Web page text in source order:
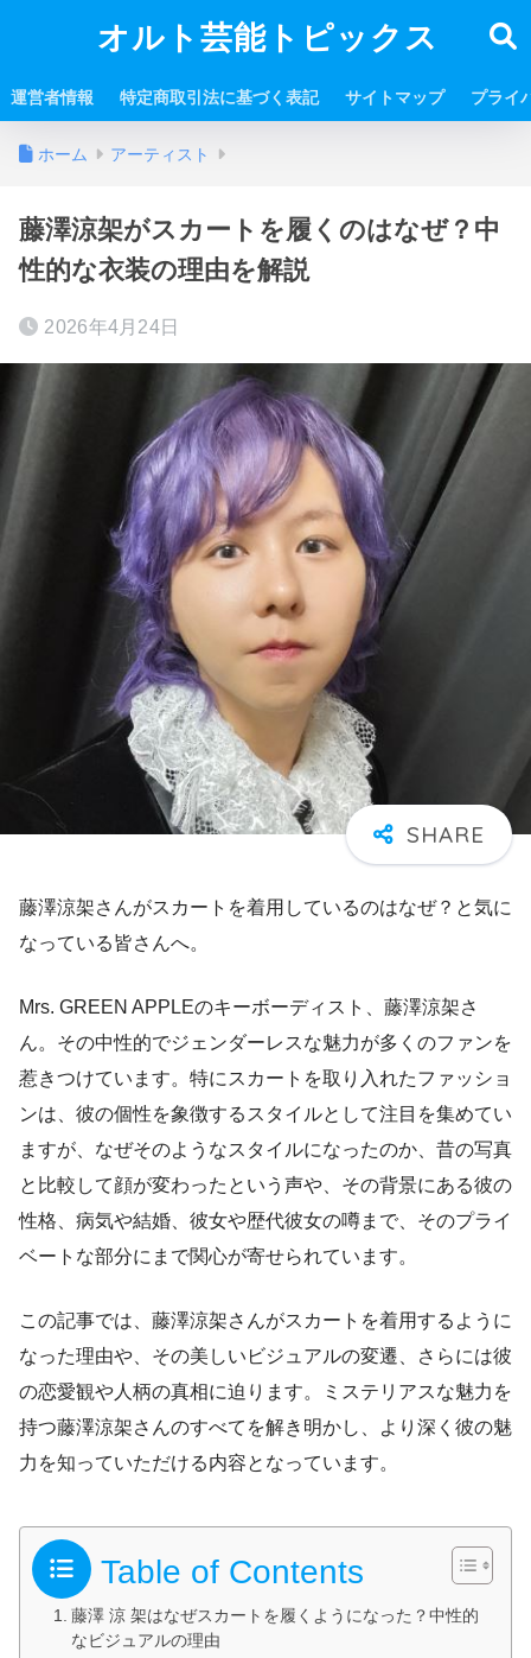
オルト芸能トピックス
運営者情報 特定商取引法に基づく表記 サイトマップ プライ
ホーム アーティスト
藤澤涼架がスカートを履くのはなぜ？中
性的な衣装の理由を解説
2026年4月24日
藤澤涼架さんがスカートを着用しているのはなぜ？と気に
なっている皆さんへ。
Mrs. GREEN APPLEのキーボーディスト、藤澤涼架さ
ん。その中性的でジェンダーレスな魅力が多くのファンを
惹きつけています。特にスカートを取り入れたファッショ
ンは、彼の個性を象徴するスタイルとして注目を集めてい
ますが、なぜそのようなスタイルになったのか、昔の写真
と比較して顔が変わったという声や、その背景にある彼の
性格、病気や結婚、彼女や歴代彼女の噂まで、そのプライ
ベートな部分にまで関心が寄せられています。
この記事では、藤澤涼架さんがスカートを着用するように
なった理由や、その美しいビジュアルの変遷、さらには彼
の恋愛観や人柄の真相に迫ります。ミステリアスな魅力を
持つ藤澤涼架さんのすべてを解き明かし、より深く彼の魅
力を知っていただける内容となっています。
Table of Contents
藤澤 涼 架はなぜスカートを履くようになった？中性的
なビジュアルの理由